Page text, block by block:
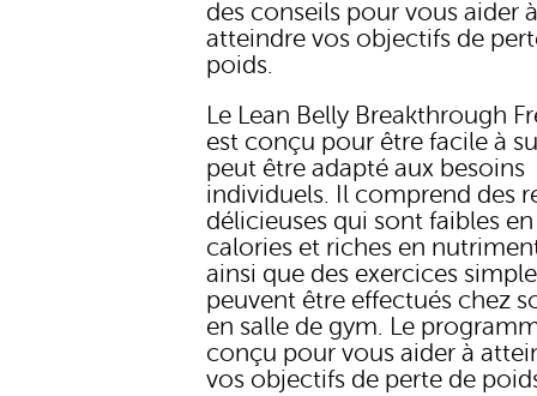
des conseils pour vous aider
atteindre vos objectifs de
poids.
Le Lean Belly Breakthrough
est conçu pour être facile à
peut être adapté aux besoins
individuels. Il comprend des
délicieuses qui sont faibles en
calories et riches en
ainsi que des exercices
peuvent être effectués chez
en salle de gym. Le
conçu pour vous aider à
vos objectifs de perte de